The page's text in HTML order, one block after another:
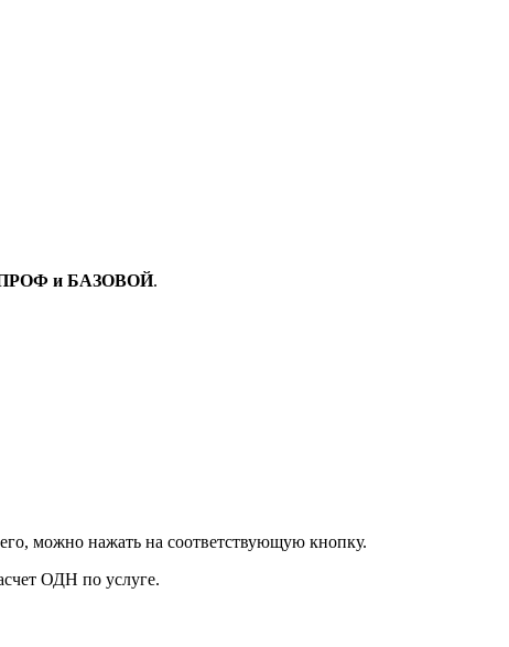
и БАЗОВОЙ.
можно нажать на соответствующую кнопку.
ОДН по услуге.